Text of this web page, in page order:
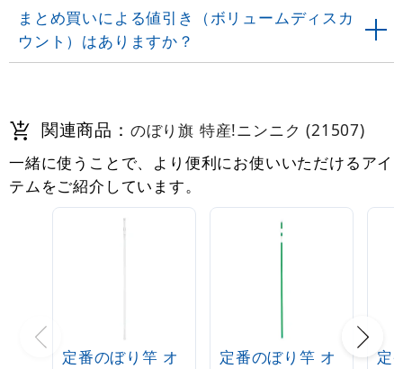
まとめ買いによる値引き（ボリュームディスカ
ウント）はありますか？
関連商品： のぼり旗 特産!ニンニク (21507)
一緒に使うことで、より便利にお使いいただけるアイ
テムをご紹介しています。
定番のぼり竿 オ
定番のぼり竿 オ
定